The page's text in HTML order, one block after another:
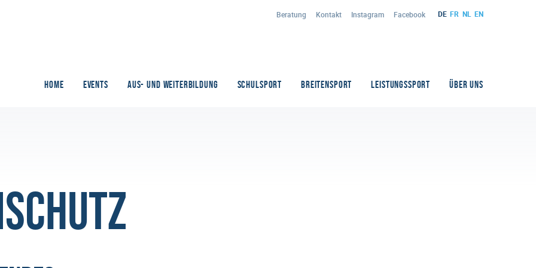
Beratung Kontakt Instagram Facebook DE FR NL EN
HOME EVENTS AUS- UND WEITERBILDUNG SCHULSPORT BREITENSPORT LEISTUNGSSPORT ÜBER UNS